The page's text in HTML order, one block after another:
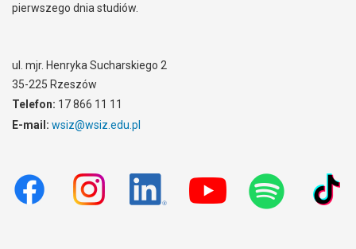
pierwszego dnia studiów.
ul. mjr. Henryka Sucharskiego 2
35-225 Rzeszów
Telefon: 17 866 11 11
E-mail: wsiz@wsiz.edu.pl